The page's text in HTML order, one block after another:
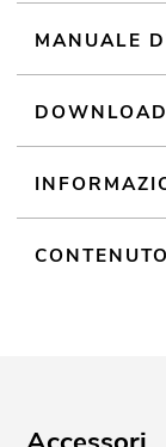
MANUALE
DOWNLOAD